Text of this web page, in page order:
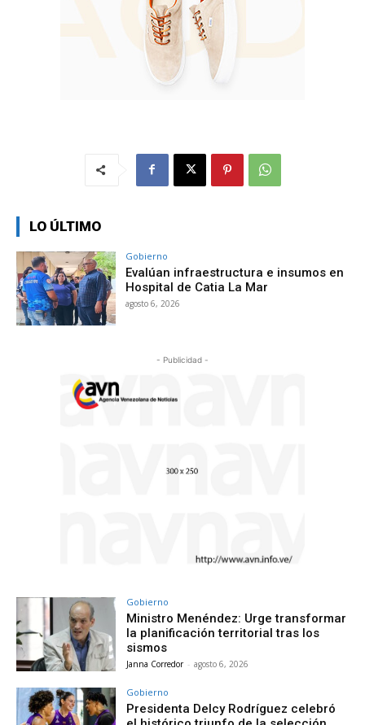
LO ÚLTIMO
Gobierno
Evalúan infraestructura e insumos en
Hospital de Catia La Mar
agosto 6, 2026
- Publicidad -
Gobierno
Ministro Menéndez: Urge transformar
la planificación territorial tras los
sismos
Janna Corredor - agosto 6, 2026
Gobierno
Presidenta Delcy Rodríguez celebró